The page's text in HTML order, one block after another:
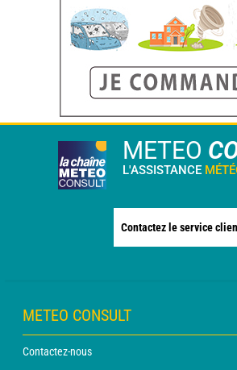
METEO
L'ASSISTANCE
Contactez le service
METEO CONSULT
Contactez-nous